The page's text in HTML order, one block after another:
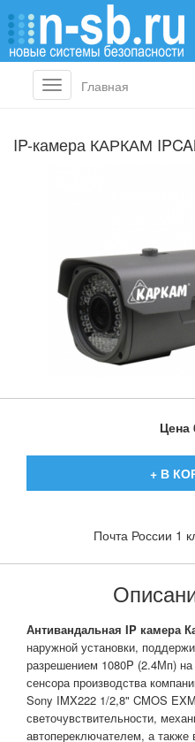
Toggle
navigation
Главная
IP-камера КАРКАМ
Цена
Почта России 1
Антивандальная IP камера
наружной установки,
разрешением 1080P (2.4Мп) на
сенсора производства
Sony IMX222 1/2,8" CMOS
светочувствительности,
автопереключателем, а также